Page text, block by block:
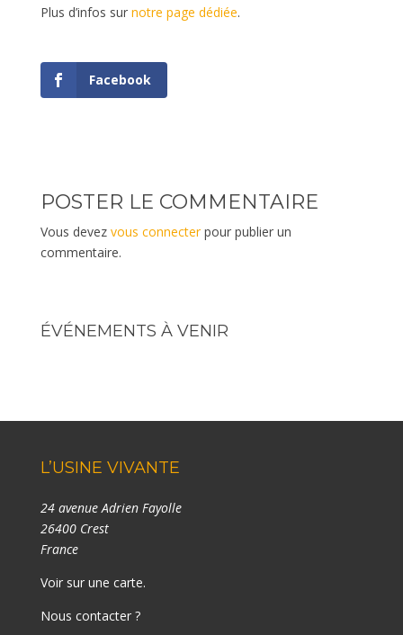
Plus d’infos sur notre page dédiée.
Facebook
POSTER LE COMMENTAIRE
Vous devez vous connecterpour publier un
commentaire.
ÉVÉNEMENTS À VENIR
L’USINE VIVANTE
24 avenue Adrien Fayolle
26400 Crest
France
Voir sur une carte.
Nous contacter ?